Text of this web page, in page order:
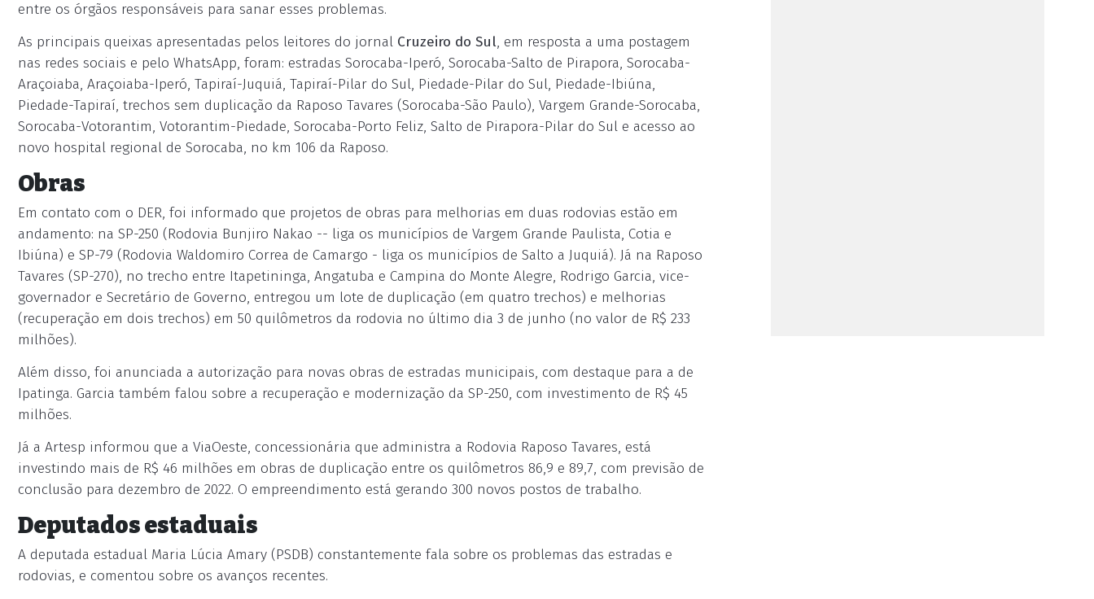
entre os órgãos responsáveis para sanar esses problemas.
As principais queixas apresentadas pelos leitores do jornal Cruzeiro do Sul, em resposta a uma postagem
nas redes sociais e pelo WhatsApp, foram: estradas Sorocaba-Iperó, Sorocaba-Salto de Pirapora, Sorocaba-
Araçoiaba, Araçoiaba-Iperó, Tapiraí-Juquiá, Tapiraí-Pilar do Sul, Piedade-Pilar do Sul, Piedade-Ibiúna,
Piedade-Tapiraí, trechos sem duplicação da Raposo Tavares (Sorocaba-São Paulo), Vargem Grande-Sorocaba,
Sorocaba-Votorantim, Votorantim-Piedade, Sorocaba-Porto Feliz, Salto de Pirapora-Pilar do Sul e acesso ao
novo hospital regional de Sorocaba, no km 106 da Raposo.
Obras
Em contato com o DER, foi informado que projetos de obras para melhorias em duas rodovias estão em
andamento: na SP-250 (Rodovia Bunjiro Nakao -- liga os municípios de Vargem Grande Paulista, Cotia e
Ibiúna) e SP-79 (Rodovia Waldomiro Correa de Camargo - liga os municípios de Salto a Juquiá). Já na Raposo
Tavares (SP-270), no trecho entre Itapetininga, Angatuba e Campina do Monte Alegre, Rodrigo Garcia, vice-
governador e Secretário de Governo, entregou um lote de duplicação (em quatro trechos) e melhorias
(recuperação em dois trechos) em 50 quilômetros da rodovia no último dia 3 de junho (no valor de R$ 233
milhões).
Além disso, foi anunciada a autorização para novas obras de estradas municipais, com destaque para a de
Ipatinga. Garcia também falou sobre a recuperação e modernização da SP-250, com investimento de R$ 45
milhões.
Já a Artesp informou que a ViaOeste, concessionária que administra a Rodovia Raposo Tavares, está
investindo mais de R$ 46 milhões em obras de duplicação entre os quilômetros 86,9 e 89,7, com previsão de
conclusão para dezembro de 2022. O empreendimento está gerando 300 novos postos de trabalho.
Deputados estaduais
A deputada estadual Maria Lúcia Amary (PSDB) constantemente fala sobre os problemas das estradas e
rodovias, e comentou sobre os avanços recentes.